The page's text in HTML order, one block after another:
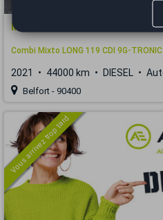
Mercedes Vito
Combi Mixto LONG 119 CDI 9G-
2021 44000 km DIESEL
Belfort - 90400
Vous arrivez trop tard